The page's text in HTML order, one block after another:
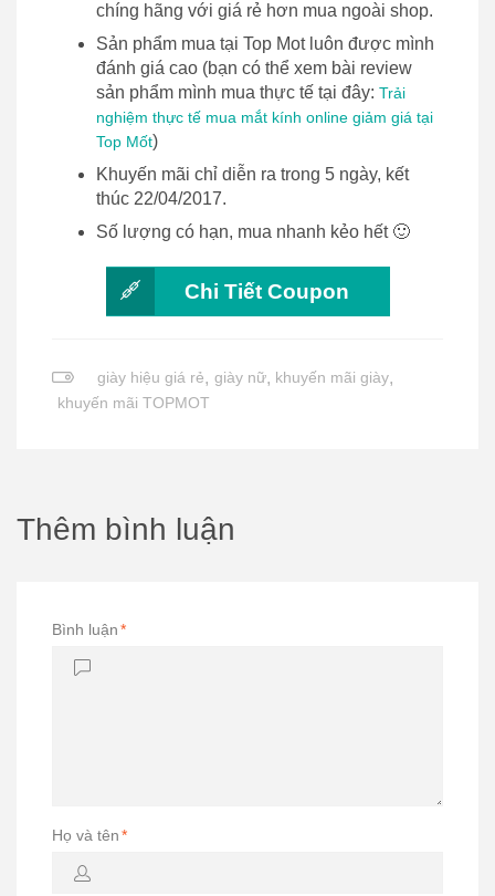
chíng hãng với giá rẻ hơn mua ngoài shop.
Sản phẩm mua tại Top Mot luôn được mình
đánh giá cao (bạn có thể xem bài review
sản phẩm mình mua thực tế tại đây: Trải
nghiệm thực tế mua mắt kính online giảm giá tại
Top Mốt)
Khuyến mãi chỉ diễn ra trong 5 ngày, kết
thúc 22/04/2017.
Số lượng có hạn, mua nhanh kẻo hết 🙂
Chi Tiết Coupon
giày hiệu giá rẻ, giày nữ, khuyến mãi giày,
khuyến mãi TOPMOT
Thêm bình luận
Bình luận*
Họ và tên*